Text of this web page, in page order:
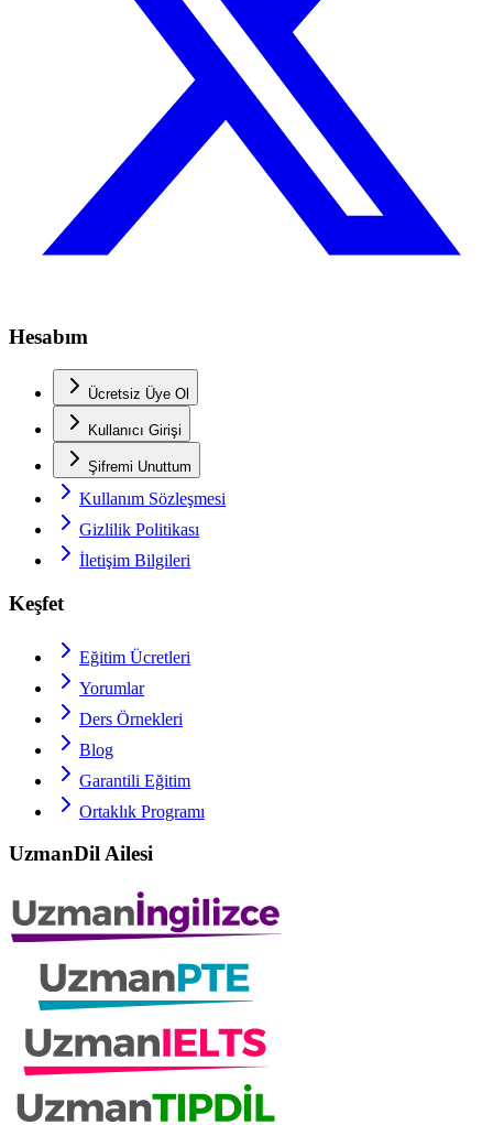
Hesabım
Ücretsiz Üye Ol
Kullanıcı Girişi
Şifremi Unuttum
Kullanım Sözleşmesi
Gizlilik Politikası
İletişim Bilgileri
Keşfet
Eğitim Ücretleri
Yorumlar
Ders Örnekleri
Blog
Garantili Eğitim
Ortaklık Programı
UzmanDil Ailesi